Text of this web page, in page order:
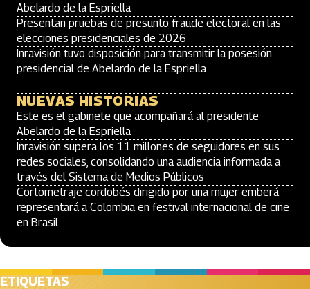
Abelardo de la Espriella
Presentan pruebas de presunto fraude electoral en las
elecciones presidenciales de 2026
Inravisión tuvo disposición para transmitir la posesión
presidencial de Abelardo de la Espriella
NUEVAS HISTORIAS
Este es el gabinete que acompañará al presidente
Abelardo de la Espriella
Inravisión supera los 11 millones de seguidores en sus
redes sociales, consolidando una audiencia informada a
través del Sistema de Medios Públicos
Cortometraje cordobés dirigido por una mujer emberá
representará a Colombia en festival internacional de cine
en Brasil
ETIQUETAS